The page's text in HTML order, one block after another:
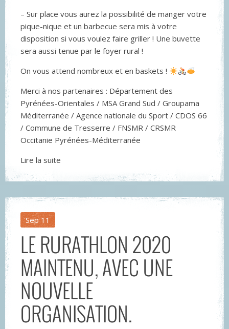
– Sur place vous aurez la possibilité de manger votre
pique-nique et un barbecue sera mis à votre
disposition si vous voulez faire griller ! Une buvette
sera aussi tenue par le foyer rural !
On vous attend nombreux et en baskets !
Merci à nos partenaires : Département des
Pyrénées-Orientales / MSA Grand Sud / Groupama
Méditerranée / Agence nationale du Sport / CDOS 66
/ Commune de Tresserre / FNSMR / CRSMR
Occitanie Pyrénées-Méditerranée
Lire la suite
Sep 11
LE RURATHLON 2020
MAINTENU, AVEC UNE
NOUVELLE
ORGANISATION.